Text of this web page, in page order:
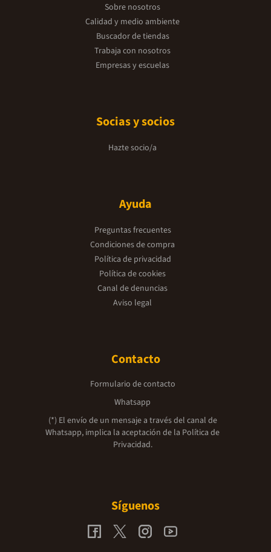
Sobre nosotros
Calidad y medio ambiente
Buscador de tiendas
Trabaja con nosotros
Empresas y escuelas
Socias y socios
Hazte socio/a
Ayuda
Preguntas frecuentes
Condiciones de compra
Política de privacidad
Política de cookies
Canal de denuncias
Aviso legal
Contacto
Formulario de contacto
Whatsapp
(*) El envío de un mensaje a través del canal de
Whatsapp, implica la aceptación de la Política de
Privacidad.
Síguenos